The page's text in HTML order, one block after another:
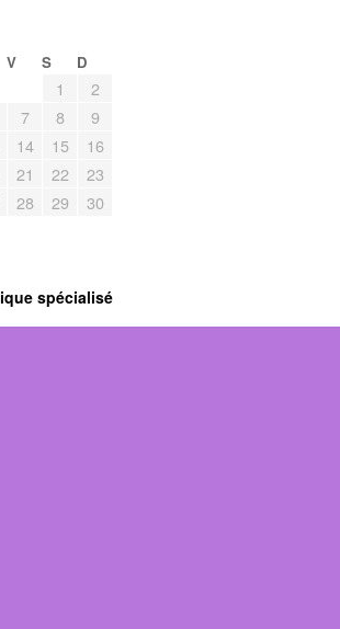
V S D
1
2
7 8
9
14 15
16
21 22
23
28 29
30
spécialisé